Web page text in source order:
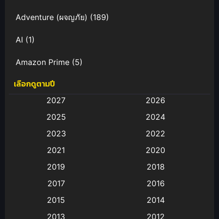
Adventure (ผจญภัย) (189)
AI (1)
Amazon Prime (5)
Anal (ประตูหลัง)
Animation การ์ตูน
Animation อนิเมะ
Animation แอนิเมชัน
เลือกดูตามปี
2027
2026
2025
2024
2023
2022
2021
2020
2019
2018
2017
2016
2015
2014
2013
2012